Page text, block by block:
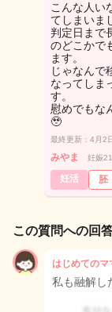
こんな人い
てしまいま
判定日まで
のどこかで
ます。
じゃなんで
なってしま
す。
慰めでもな
🥹
最終更新：4月2日
みやま 妊娠
妊活 胚
この質問への回
はじめてのマ
私も融解し